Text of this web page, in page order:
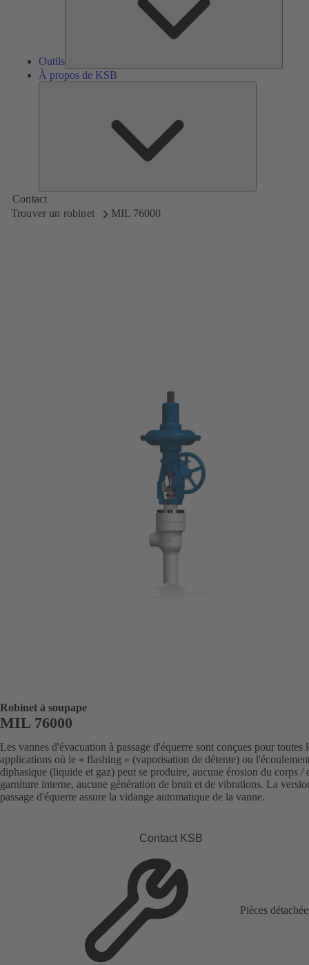
Outils
À propos de KSB
Contact
Trouver un robinet
MIL 76000
Robinet à soupape
MIL 76000
Les vannes d'évacuation à passage d'équerre sont conçues pour toutes
applications où le « flashing » (vaporisation de détente) ou
diphasique (liquide et gaz) peut se produire, aucune érosion du corps /
garniture interne, aucune génération de bruit et de vibrations. La
passage d'équerre assure la vidange automatique de la vanne.
Contact KSB
Pièces